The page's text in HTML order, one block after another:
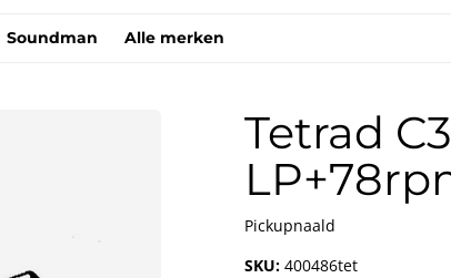
Soundman Alle merken
Tetrad
Pickupnaald
SKU:400486tet